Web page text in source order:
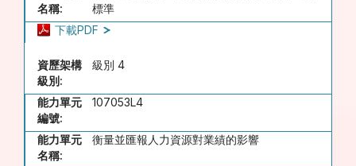
名稱:
標準
下載PDF
資歷架構
級別:
級別 4
能力單元
編號:
107053L4
能力單元
名稱:
衡量並匯報人力資源對業績的影響